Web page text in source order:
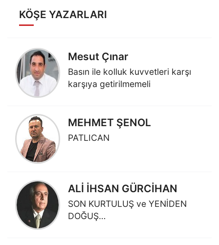
KÖŞE YAZARLARI
Mesut Çınar
Basın ile kolluk kuvvetleri karşı
karşıya getirilmemeli
MEHMET ŞENOL
PATLICAN
ALİ İHSAN GÜRCİHAN
SON KURTULUŞ ve YENİDEN
DOĞUŞ…